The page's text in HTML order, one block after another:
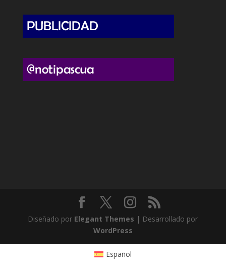
Diseñado por Elegant Themes | Desarrollado por
WordPress
Español